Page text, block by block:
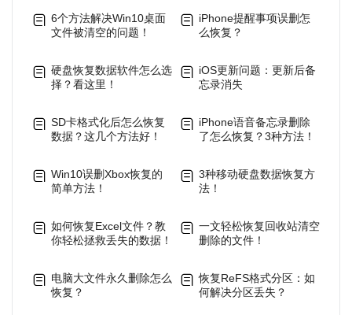
6个方法解决Win10桌面
文件被清空的问题！
硬盘恢复数据软件怎么选
择？看这里！
SD卡格式化后怎么恢复
数据？这几个方法好！
Win10误删Xbox恢复的
简单方法！
如何恢复Excel文件？教
你轻松拯救丢失的数据！
电脑大文件永久删除怎么
恢复？
iPhone提醒事项误删怎
么恢复？
iOS更新问题：更新后备
忘录消失
iPhone语音备忘录删除
了怎么恢复？3种方法！
3种移动硬盘数据恢复方
法！
一文轻松恢复回收站清空
删除的文件！
恢复ReFS格式分区：如
何解决分区丢失？